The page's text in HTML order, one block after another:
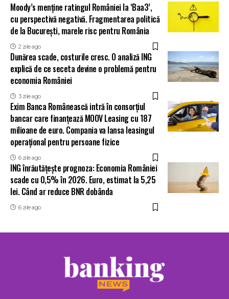
Moody’s menține ratingul României la ‘Baa3’,
cu perspectivă negativă. Fragmentarea politică
de la București, marele risc pentru România
2 zile ago
Dunărea scade, costurile cresc. O analiză ING
explică de ce seceta devine o problemă pentru
economia României
3 zile ago
Exim Banca Românească intră în consorțiul
bancar care finanțează MOOV Leasing cu 187
milioane de euro. Compania va lansa leasingul
operațional pentru persoane fizice
6 zile ago
ING înrăutățește prognoza: Economia României
scade cu 0,5% în 2026. Euro, estimat la 5,25
lei. Când ar reduce BNR dobânda
6 zile ago